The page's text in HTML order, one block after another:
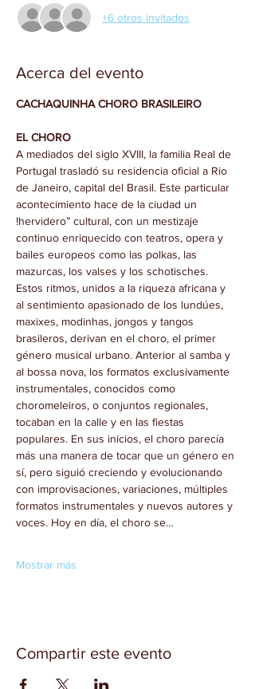
+6 otros invitados
Acerca del evento
CACHAQUINHA CHORO BRASILEIRO
EL CHORO
A mediados del siglo XVIII, la familia Real de
Portugal trasladó su residencia oficial a Rio
de Janeiro, capital del Brasil. Este particular
acontecimiento hace de la ciudad un
!hervidero” cultural, con un mestizaje
continuo enriquecido con teatros, opera y
bailes europeos como las polkas, las
mazurcas, los valses y los schotisches.
Estos ritmos, unidos a la riqueza africana y
al sentimiento apasionado de los lundúes,
maxixes, modinhas, jongos y tangos
brasileros, derivan en el choro, el primer
género musical urbano. Anterior al samba y
al bossa nova, los formatos exclusivamente
instrumentales, conocidos como
choromeleiros, o conjuntos regionales,
tocaban en la calle y en las fiestas
populares. En sus inicios, el choro parecía
más una manera de tocar que un género en
sí, pero siguió creciendo y evolucionando
con improvisaciones, variaciones, múltiples
formatos instrumentales y nuevos autores y
voces. Hoy en día, el choro se…
Mostrar más
Compartir este evento